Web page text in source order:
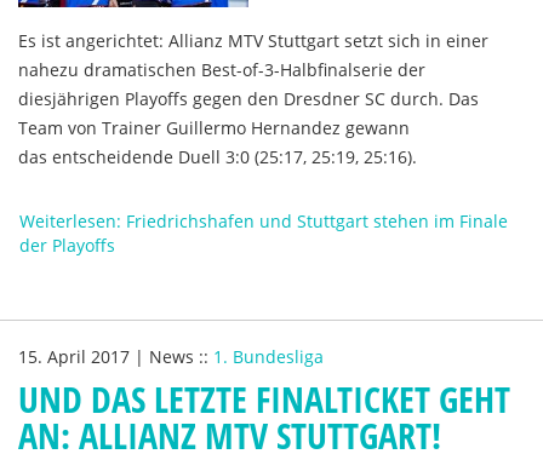
Es ist angerichtet: Allianz MTV Stuttgart setzt sich in einer
nahezu dramatischen Best-of-3-Halbfinalserie der
diesjährigen Playoffs gegen den Dresdner SC durch. Das
Team von Trainer Guillermo Hernandez gewann
das entscheidende Duell 3:0 (25:17, 25:19, 25:16).
Weiterlesen: Friedrichshafen und Stuttgart stehen im Finale
der Playoffs
15. April 2017 | News :: 1. Bundesliga
UND DAS LETZTE FINALTICKET GEHT
AN: ALLIANZ MTV STUTTGART!